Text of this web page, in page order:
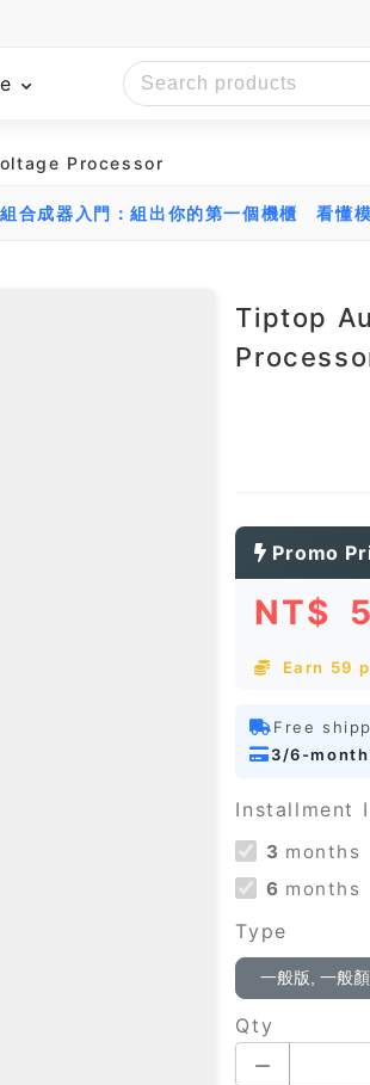
Processor
合成器入門：組出你的第一個機櫃 看懂
Tiptop
Promo
NT$
Earn 59
Free
3/6-month
Installment
3 months
6 months
Type
一般版, 一般
Qty